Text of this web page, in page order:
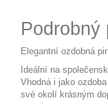
Podrobný
Elegantní ozdobná
Ideální na
Vhodná i jako
své okolí krásným